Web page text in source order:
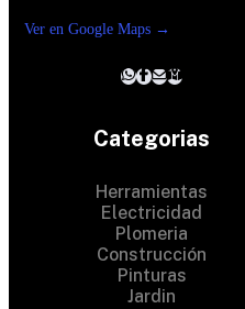
Ver en Google Maps →
Categorias
Herramientas
Electricidad
Plomeria
Construcción
Pinturas
Jardin